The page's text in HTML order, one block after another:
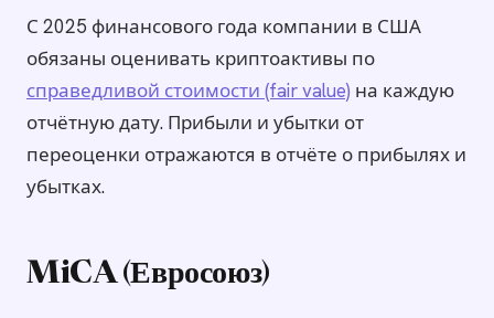
С 2025 финансового года компании в США
обязаны оценивать криптоактивы по
справедливой стоимости (fair value) на каждую
отчётную дату. Прибыли и убытки от
переоценки отражаются в отчёте о прибылях и
убытках.
MiCA (Евросоюз)